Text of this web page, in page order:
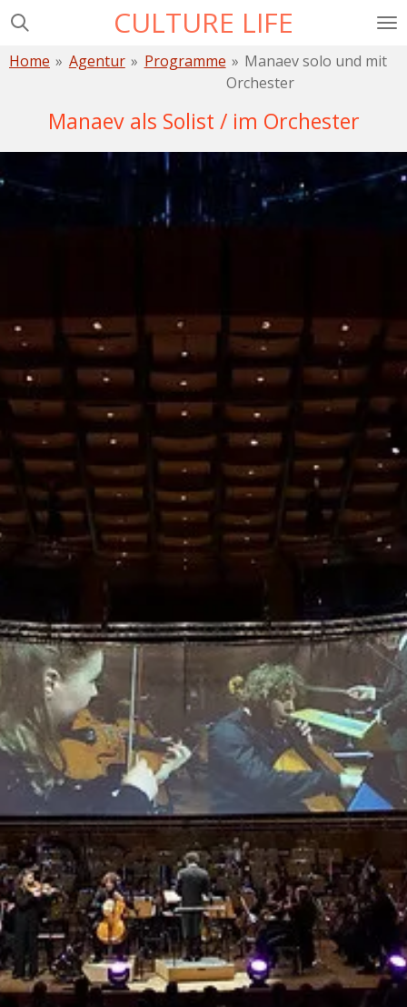
Zum
springen
CULTURE LIFE
Home » Agentur » Programme » Manaev solo und mit
Orchester
Manaev als Solist / im Orchester